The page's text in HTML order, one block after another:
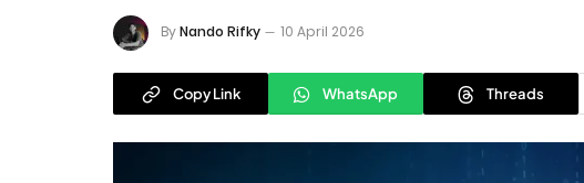
ByNando Rifky 10 April 2026
Copy Link WhatsApp Threads